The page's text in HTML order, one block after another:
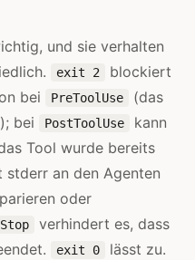
und sie verhalten
exit 2
blockiert
bei
PreToolUse
(das
bei
PostToolUse
kann
Tool wurde bereits
an den Agenten
oder
Stop
verhindert es, dass
exit 0 lässt zu.